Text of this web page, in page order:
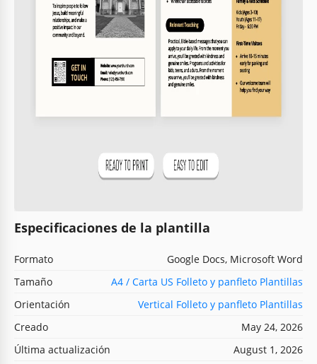
Especificaciones de la plantilla
Formato
Google Docs, Microsoft Word
Tamaño
A4 / Carta US Folleto y panfleto Plantillas
Orientación
Vertical Folleto y panfleto Plantillas
Creado
May 24, 2026
Última actualización
August 1, 2026